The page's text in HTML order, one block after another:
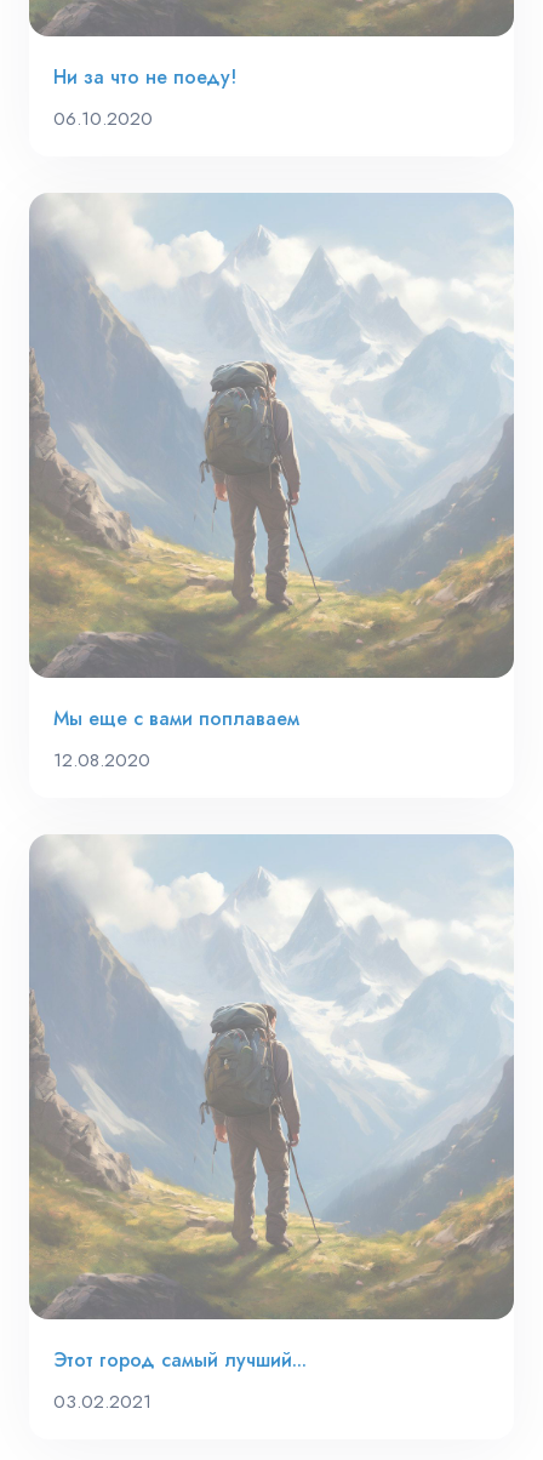
Ни за что не поеду!
06.10.2020
Мы еще с вами поплаваем
12.08.2020
Этот город самый лучший...
03.02.2021